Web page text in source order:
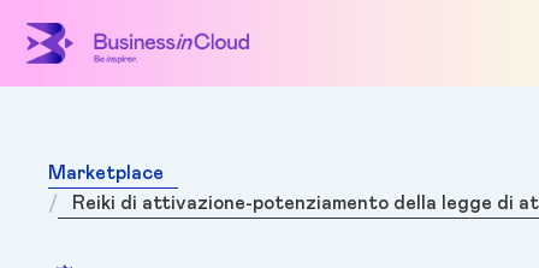
Marketplace
Reiki di attivazione-potenziamento della legge di